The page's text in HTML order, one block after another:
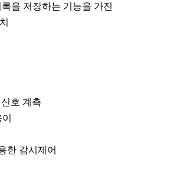
을 저장하는 기능을 가진
호 계측
한 감시제어